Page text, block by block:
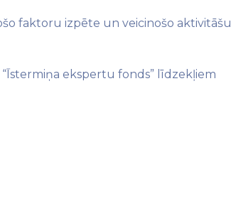
faktoru izpēte un veicinošo aktivitāšu
ekspertu fonds” līdzekļiem